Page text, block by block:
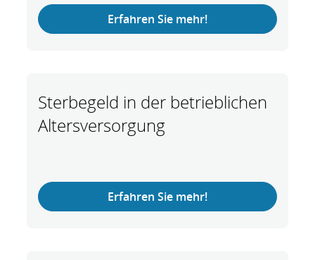
Erfahren Sie mehr!
Sterbegeld in der betrieblichen
Altersversorgung
Erfahren Sie mehr!